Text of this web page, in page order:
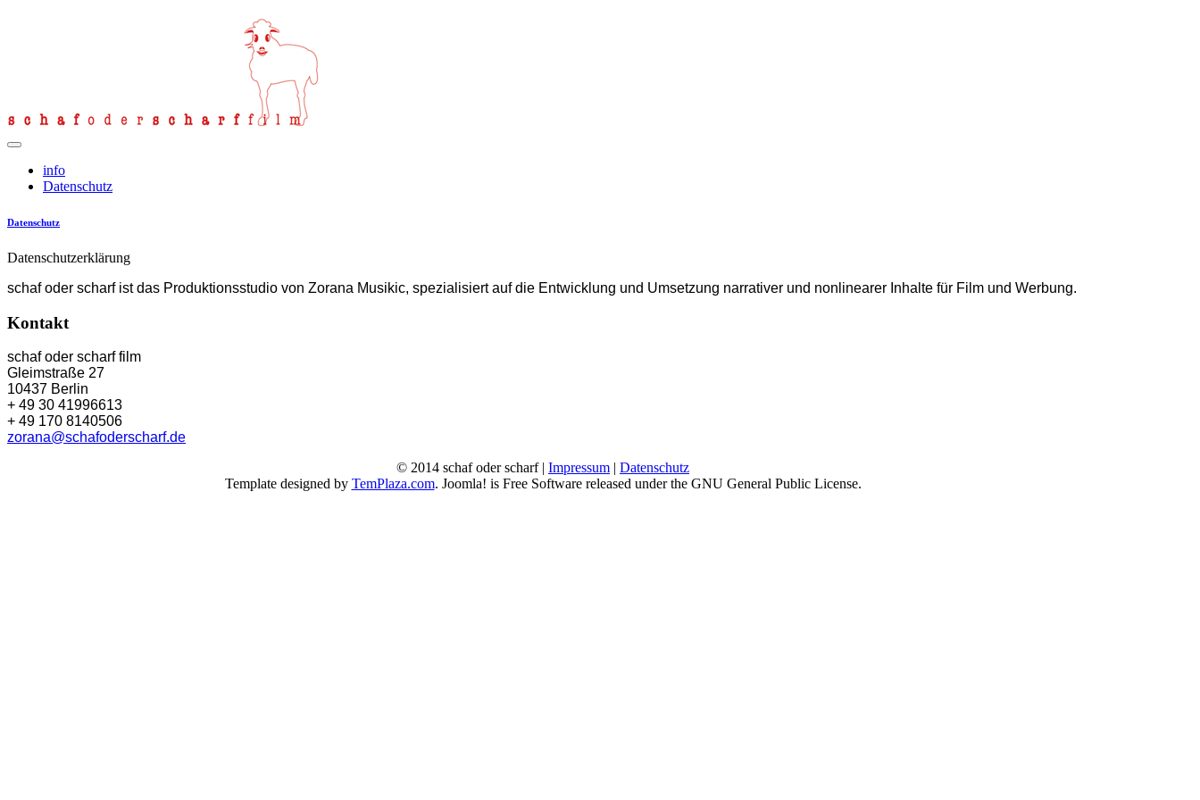
info
Datenschutz
Datenschutz
Datenschutzerklärung
schaf oder scharf ist das Produktionsstudio von Zorana Musikic, spezialisiert auf die Entwicklung und Umsetzung narrativer und nonlinearer Inhalte für Film und Werbung.
Kontakt
schaf oder scharf film
Gleimstraße 27
10437 Berlin
+ 49 30 41996613
+ 49 170 8140506
zorana@schafoderscharf.de
© 2014 schaf oder scharf | Impressum | Datenschutz
Template designed by TemPlaza.com. Joomla! is Free Software released under the GNU General Public License.